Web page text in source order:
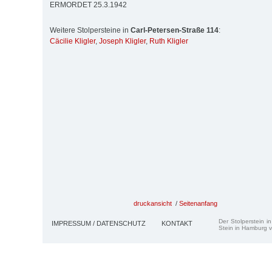
ERMORDET 25.3.1942
Weitere Stolpersteine in Carl-Petersen-Straße 114:
Cäcilie Kligler, Joseph Kligler, Ruth Kligler
druckansicht / Seitenanfang
IMPRESSUM / DATENSCHUTZ KONTAKT
Der Stolperstein
Stein in Hamburg